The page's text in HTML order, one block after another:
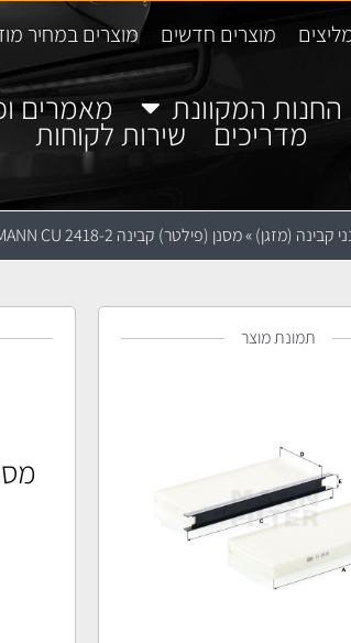
מוצרים חדשים מוצרים במחיר
החנות המקוונת מאמרים
מדריכים שירות לקוחות
קבינה (מזגן)»מסנן (פילטר) קבינה MANN CU 2418-2
תמונת מוצר